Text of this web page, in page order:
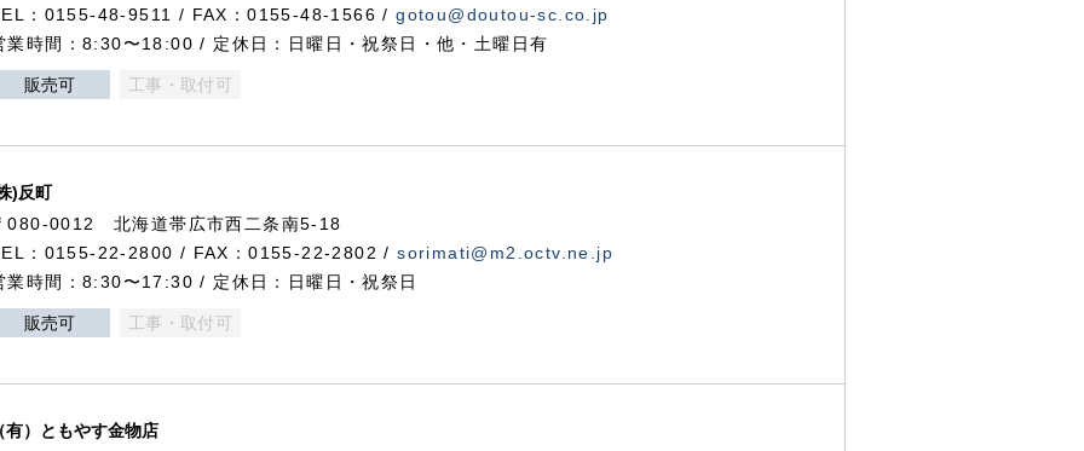
：0155-48-9511 / FAX：0155-48-1566 /gotou@doutou-sc.co.jp
業時間：8:30〜18:00 / 定休日：日曜日・祝祭日・他・土曜日有
販売可 工事・取付可
)反町
080-0012 北海道帯広市西二条南5-18
：0155-22-2800 / FAX：0155-22-2802 /sorimati@m2.octv.ne.jp
業時間：8:30〜17:30 / 定休日：日曜日・祝祭日
販売可 工事・取付可
有）ともやす金物店